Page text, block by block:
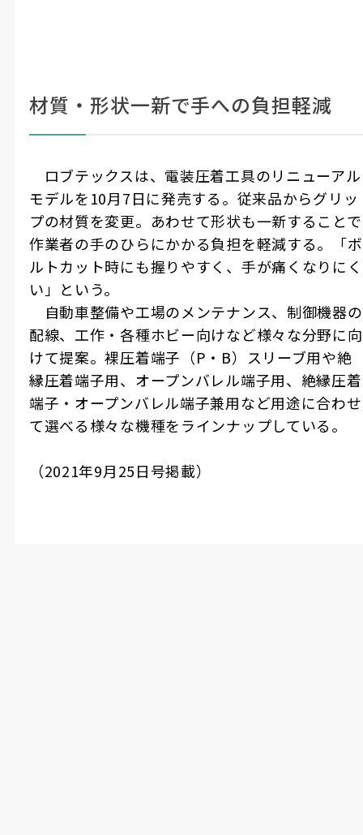
材質・形状一新で手への負担軽減
ロブテックスは、電装圧着工具のリニューアル
モデルを10月7日に発売する。従来品からグリッ
プの材質を変更。あわせて形状も一新することで
作業者の手のひらにかかる負担を軽減する。「ボ
ルトカット時にも握りやすく、手が痛くなりにく
い」という。
自動車整備や工場のメンテナンス、制御機器の
配線、工作・各種ホビー向けなど様々な分野に向
けて提案。裸圧着端子（P ・ B）スリーブ用や絶
縁圧着端子用、オープンバレル端子用、絶縁圧着
端子・オープンバレル端子兼用など用途に合わせ
て選べる様々な機種をラインナップしている。
（2021年9月25日号掲載）